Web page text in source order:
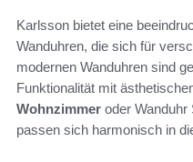
Karlsson bietet eine
Wanduhren, die sich für
modernen Wanduhren sind
Funktionalität mit
Wohnzimmer oder
passen sich harmonisch in